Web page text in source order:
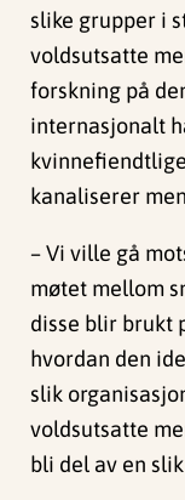
slike grupper i
voldsutsatte
forskning på
internasjonalt
kanaliserer
– Vi ville gå
møtet mellom
disse blir brukt
hvordan den
slik
voldsutsatte
bli del av en